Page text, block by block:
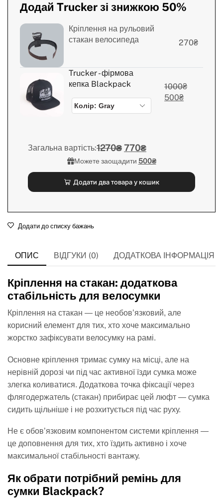
Додай Trucker зі знижкою 50%
Кріплення на рульовий
стакан велосипеда
270₴
Trucker - фірмова
кепка Blackpack
1000₴
500₴
Загальна вартість:1270₴770₴
Можете заощадити 500₴
Додати два товара у кошик
Додати до списку бажань
ОПИС ВІДГУКИ (0) ДОДАТКОВА ІНФОРМАЦІЯ
Кріплення на стакан: додаткова
стабільність для велосумки
Кріплення на стакан — це необов’язковий, але
корисний елемент для тих, хто хоче максимально
жорстко зафіксувати велосумку на рамі.
Основне кріплення тримає сумку на місці, але на
нерівній дорозі чи під час активної їзди сумка може
злегка коливатися. Додаткова точка фіксації через
флягодержатель (стакан) прибирає цей люфт — сумка
сидить щільніше і не розхитується під час руху.
Не є обов’язковим компонентом системи кріплення —
це доповнення для тих, хто їздить активно і хоче
максимальної стабільності вантажу.
Як обрати потрібний ремінь для
сумки Blackpack?